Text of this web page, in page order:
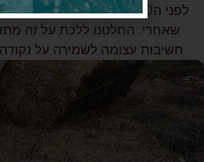
לפני ה30 לדוד ליבי, ביקשו
שאחרי. החלטנו ללכת על זה
חשיבות עצומה לשמירה על